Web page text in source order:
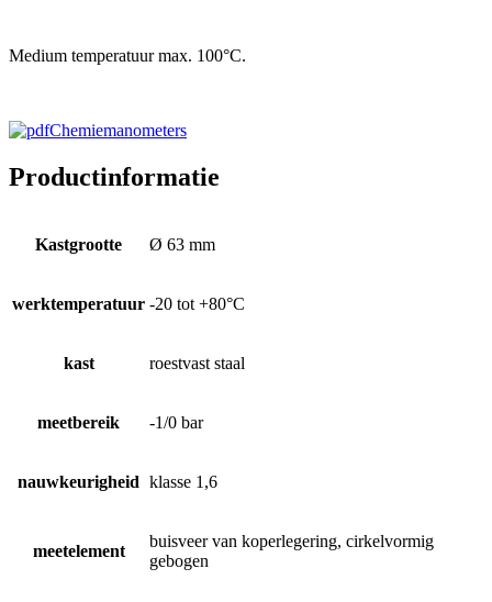
Medium temperatuur max. 100°C.
Chemiemanometers
Productinformatie
Kastgrootte Ø 63 mm
werktemperatuur -20 tot +80°C
kast roestvast staal
meetbereik -1/0 bar
nauwkeurigheid klasse 1,6
meetelement
buisveer van koperlegering, cirkelvormig
gebogen